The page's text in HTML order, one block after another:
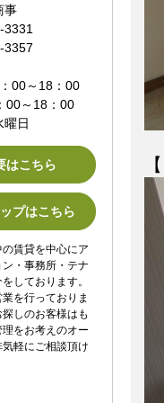
事
3357
00～18：00
00～18：00
曜日
はこちら
プはこちら
賃貸を中心にア
・事務所・テナ
しております。
を行っておりま
しのお客様はも
をお考えのオー
軽にご相談頂け